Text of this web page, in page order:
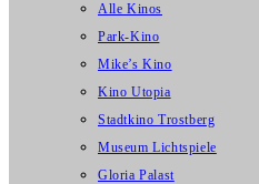
Alle Kinos
Park-Kino
Mike’s Kino
Kino Utopia
Stadtkino Trostberg
Museum Lichtspiele
Gloria Palast